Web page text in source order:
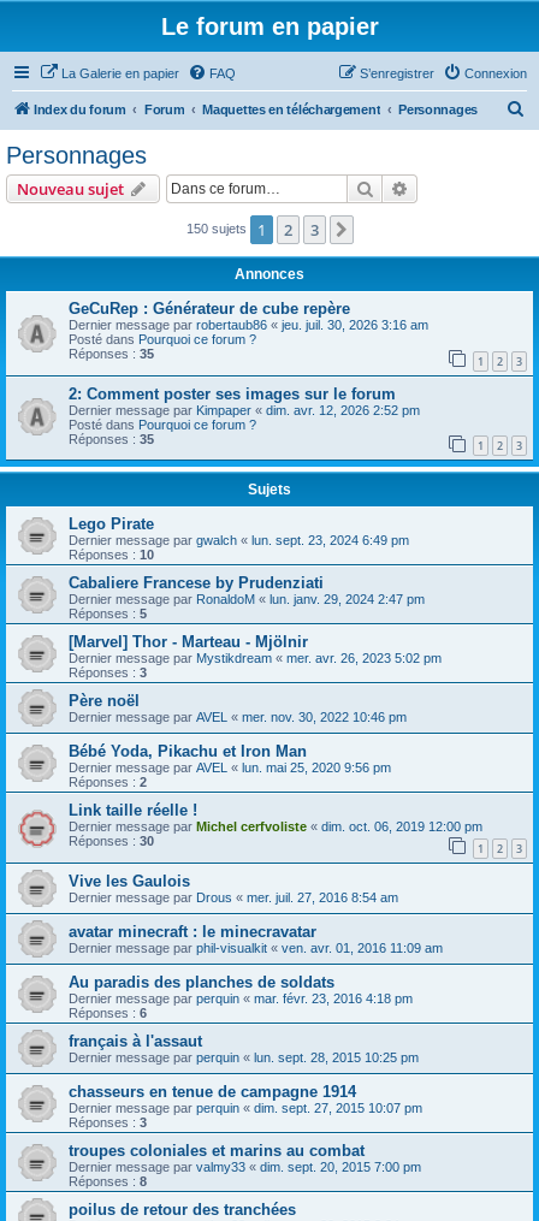
Le forum en papier
La Galerie en papier FAQ Connexion
S’enregistrer
Index du forum Forum Maquettes en téléchargement Personnages
r
Personnages
Nouveau sujet Rechercher
150 sujets 1 2 3
Annonces
GeCuRep : Générateur de cube repère
Dernier message par robertaub86 « jeu. juil. 30, 2026 3:16 am
Posté dans Pourquoi ce forum ?
Réponses : 35 1 2 3
2: Comment poster ses images sur le forum
Dernier message par Kimpaper « dim. avr. 12, 2026 2:52 pm
Posté dans Pourquoi ce forum ?
Réponses : 35 1 2 3
Sujets
Lego Pirate
Dernier message par gwalch « lun. sept. 23, 2024 6:49 pm
Réponses : 10
Cabaliere Francese by Prudenziati
Dernier message par RonaldoM « lun. janv. 29, 2024 2:47 pm
Réponses : 5
[Marvel] Thor - Marteau - Mjölnir
Dernier message par Mystikdream « mer. avr. 26, 2023 5:02 pm
Réponses : 3
Père noël
Dernier message par AVEL « mer. nov. 30, 2022 10:46 pm
Bébé Yoda, Pikachu et Iron Man
Dernier message par AVEL « lun. mai 25, 2020 9:56 pm
Réponses : 2
Link taille réelle !
Dernier message par Michel cerfvoliste « dim. oct. 06, 2019 12:00 pm
Réponses : 30 1 2 3
Vive les Gaulois
Dernier message par Drous « mer. juil. 27, 2016 8:54 am
avatar minecraft : le minecravatar
Dernier message par phil-visualkit « ven. avr. 01, 2016 11:09 am
Au paradis des planches de soldats
Dernier message par perquin « mar. févr. 23, 2016 4:18 pm
Réponses : 6
français à l'assaut
Dernier message par perquin « lun. sept. 28, 2015 10:25 pm
chasseurs en tenue de campagne 1914
Dernier message par perquin « dim. sept. 27, 2015 10:07 pm
Réponses : 3
troupes coloniales et marins au combat
Dernier message par valmy33 « dim. sept. 20, 2015 7:00 pm
Réponses : 8
poilus de retour des tranchées